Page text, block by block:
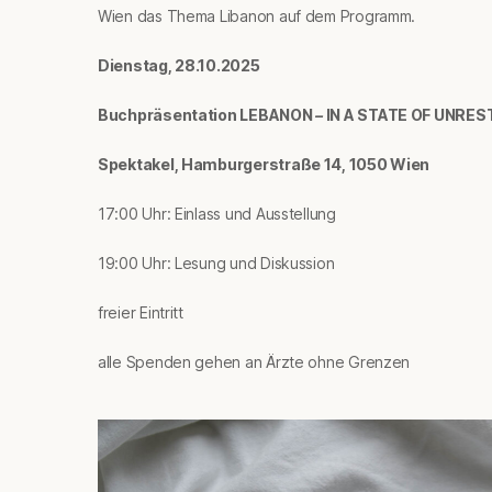
Wien das Thema Libanon auf dem Programm.
Dienstag, 28.10.2025
Buchpräsentation LEBANON–IN A STATE OF
Spektakel, Hamburgerstraße 14, 1050 Wien
17:00 Uhr: Einlass und Ausstellung
19:00 Uhr: Lesung und Diskussion
freier Eintritt
alle Spenden gehen an Ärzte ohne Grenzen